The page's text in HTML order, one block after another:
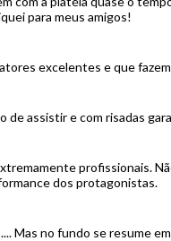
para meus amigos!
excelentes e que
de assistir e com risadas
profissionais.
dos protagonistas.
Mas no fundo se resume